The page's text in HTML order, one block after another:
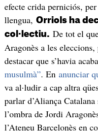
efecte crida perniciós,
llengua, Orriols ha
col·lectiu. De tot el
Aragonès a les
destacar que s’havia
musulmà”. En anunciar
va al·ludir a cap altra
parlar d’Aliança Catalana
l’ombra de Jordi
l’Ateneu Barcelonès en